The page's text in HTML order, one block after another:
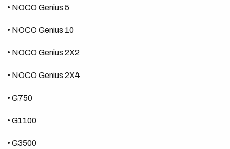
• NOCO Genius 5
• NOCO Genius 10
• NOCO Genius 2X2
• NOCO Genius 2X4
• G750
• G1100
• G3500